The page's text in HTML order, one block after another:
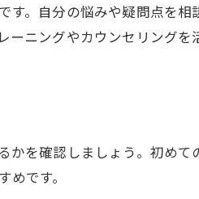
ム活用
。自分の悩みや疑問点を相
ニングやカウンセリングを
を確認しましょう。初めて
です。